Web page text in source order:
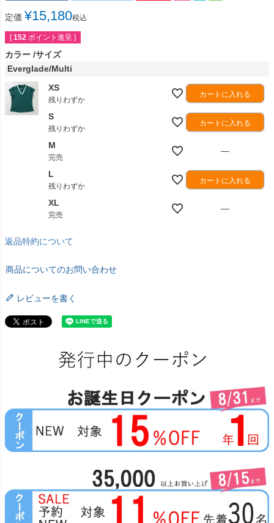
定価 ¥15,180税込
[ 152 ポイント進呈 ]
カラー サイズ
Everglade/Multi
XS
残りわずか
カートに入れる
S
残りわずか
カートに入れる
M
完売
—
L
残りわずか
カートに入れる
XL
完売
—
返品特約について
商品についてのお問い合わせ
レビューを書く